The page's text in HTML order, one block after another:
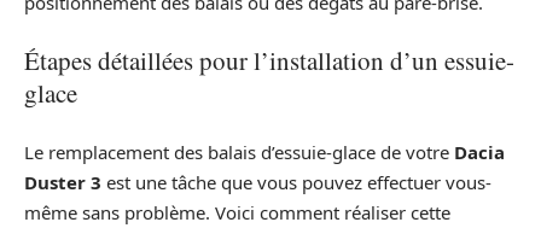
Étapes détaillées pour l’installation d’un essuie-
glace
Le remplacement des balais d’essuie-glace de votre Dacia
Duster 3 est une tâche que vous pouvez effectuer vous-
même sans problème. Voici comment réaliser cette